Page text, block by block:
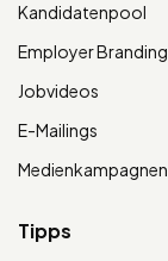
Kandidatenpool
Employer Branding
Jobvideos
E-Mailings
Medienkampagnen
Tipps